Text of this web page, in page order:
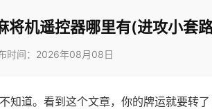
将机遥控器哪里有(进攻小套
时间：2026年08月08日
知道。看到这个文章，你的牌运就要转了